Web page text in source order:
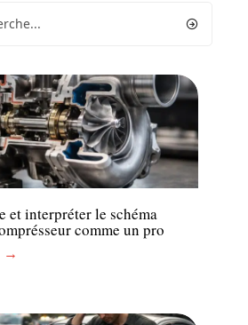
et interpréter le schéma
comme un pro